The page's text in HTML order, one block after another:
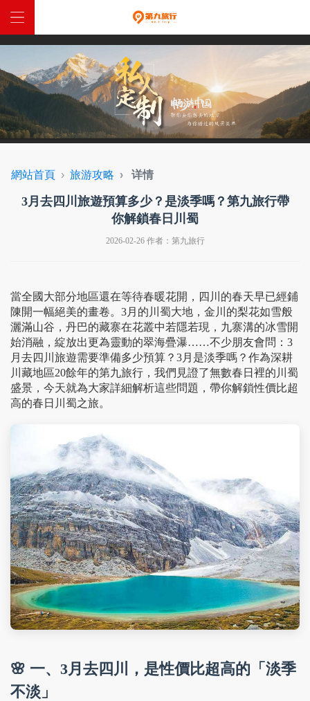
網站首頁
中國定制
全球定制
西藏入藏函
關於我們
網站首頁 旅游攻略 详情
3月去四川旅遊預算多少？是淡季嗎？第九旅行帶
你解鎖春日川蜀
2026-02-26 作者：第九旅行
當全國大部分地區還在等待春暖花開，四川的春天早已經鋪
陳開一幅絕美的畫卷。3月的川蜀大地，金川的梨花如雪般
灑滿山谷，丹巴的藏寨在花叢中若隱若現，九寨溝的冰雪開
始消融，綻放出更為靈動的翠海疊瀑……不少朋友會問：3
月去四川旅遊需要準備多少預算？3月是淡季嗎？作為深耕
川藏地區20餘年的第九旅行，我們見證了無數春日裡的川蜀
盛景，今天就為大家詳細解析這些問題，帶你解鎖性價比超
高的春日川蜀之旅。
🌸 一、3月去四川，是性價比超高的「淡季
不淡」